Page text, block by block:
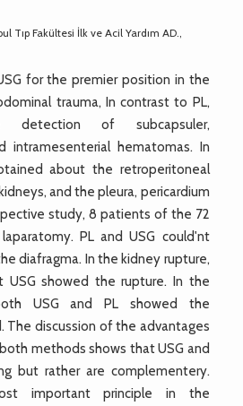
Tıp Fakültesi İlk ve Acil Yardım AD.,
for the premier position in the
trauma, In contrast to PL,
detection of subcapsuler,
intramesenterial hematomas. In
about the retroperitoneal
and the pleura, pericardium
study, 8 patients of the 72
PL and USG could'nt
diafragma. In the kidney rupture,
USG showed the rupture. In the
USG and PL showed the
The discussion of the advantages
methods shows that USG and
but rather are complementery.
important principle in the